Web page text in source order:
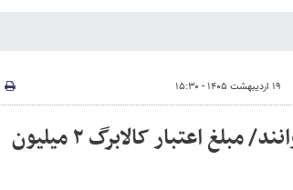
۱۹ اردیبهشت ۱۴۰۵ - ۱۵:۳۰
مشمولان کالابرگ الکترونیکی بخوانند/ مبلغ اعتبار کالابرگ ۲ میلیون